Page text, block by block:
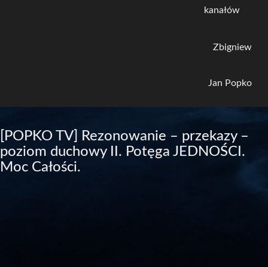
kanałów
Zbigniew
Jan Popko
[POPKO TV] Rezonowanie – przekazy –
poziom duchowy II. Potęga JEDNOŚCI.
Moc Całości.